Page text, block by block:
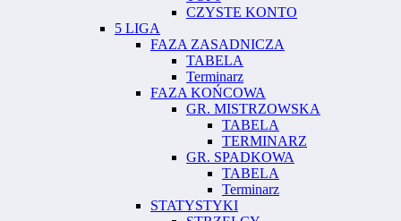
CZYSTE KONTO
5 LIGA
FAZA ZASADNICZA
TABELA
Terminarz
FAZA KOŃCOWA
GR. MISTRZOWSKA
TABELA
TERMINARZ
GR. SPADKOWA
TABELA
Terminarz
STATYSTYKI